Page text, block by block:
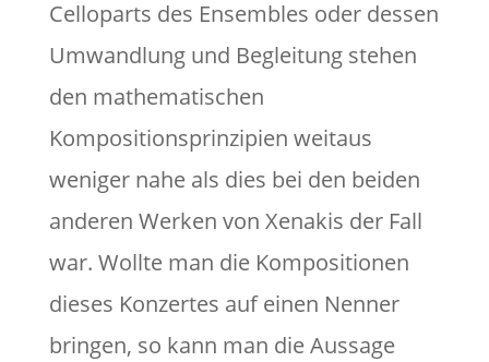
Celloparts des Ensembles oder dessen
Umwandlung und Begleitung stehen
den mathematischen
Kompositionsprinzipien weitaus
weniger nahe als dies bei den beiden
anderen Werken von Xenakis der Fall
war. Wollte man die Kompositionen
dieses Konzertes auf einen Nenner
bringen, so kann man die Aussage